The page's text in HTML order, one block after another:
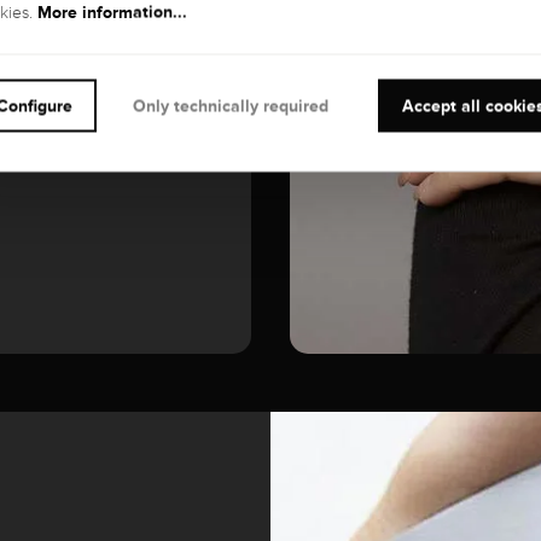
More information...
Accept all
Only technically required